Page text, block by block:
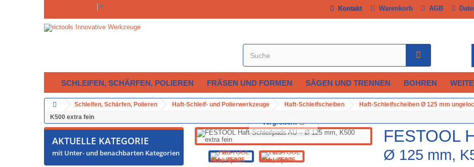
▼ AGB
Warenkorb
Kontakt
SCHLEIFEN, SCHÄRFEN, POLIEREN FRÄSEN UND FORMEN SÄGEN UND TRENNEN BOHREN
Schleifen, Schärfen, Polieren Haft-Schleif- und Polierwerkzeuge Haft-Schleifscheiben Haft-Schleifscheiben Ø 125 mm
K500 extra fein
AKTUELLE KATEGORIE
mit Unter- und benachbarten Kategorien
Vergrößern
FESTOOL
Ø 125 mm,